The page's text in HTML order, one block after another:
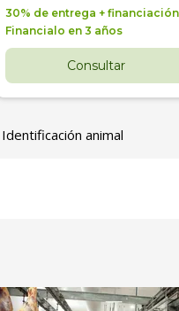
30% de entrega + financiación
Financialo en 3 años
Consultar
Identificación animal